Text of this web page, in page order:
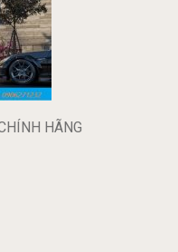
HÃNG